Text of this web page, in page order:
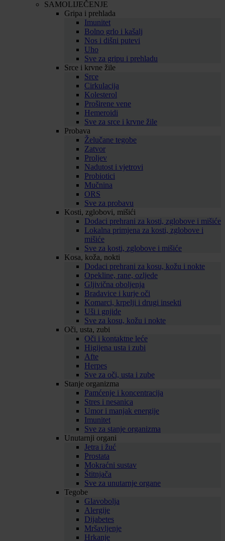
SAMOLIJEČENJE
Gripa i prehlada
Imunitet
Bolno grlo i kašalj
Nos i dišni putevi
Uho
Sve za gripu i prehladu
Srce i krvne žile
Srce
Cirkulacija
Kolesterol
Proširene vene
Hemeroidi
Sve za srce i krvne žile
Probava
Želučane tegobe
Zatvor
Proljev
Nadutost i vjetrovi
Probiotici
Mučnina
ORS
Sve za probavu
Kosti, zglobovi, mišići
Dodaci prehrani za kosti, zglobove i mišiće
Lokalna primjena za kosti, zglobove i
mišiće
Sve za kosti, zglobove i mišiće
Kosa, koža, nokti
Dodaci prehrani za kosu, kožu i nokte
Opekline, rane, ozljede
Gljivična oboljenja
Bradavice i kurje oči
Komarci, krpelji i drugi insekti
Uši i gnjide
Sve za kosu, kožu i nokte
Oči, usta, zubi
Oči i kontaktne leće
Higijena usta i zubi
Afte
Herpes
Sve za oči, usta i zube
Stanje organizma
Pamćenje i koncentracija
Stres i nesanica
Umor i manjak energije
Imunitet
Sve za stanje organizma
Unutarnji organi
Jetra i žuć
Prostata
Mokraćni sustav
Štitnjača
Sve za unutarnje organe
Tegobe
Glavobolja
Alergije
Dijabetes
Mršavljenje
Hrkanje